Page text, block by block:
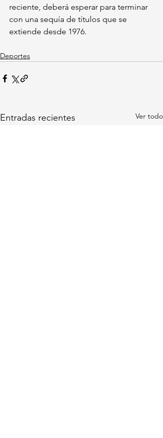
reciente, deberá esperar para terminar
con una sequía de títulos que se
extiende desde 1976.
Deportes
Entradas recientes Ver todo